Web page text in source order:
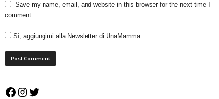
Save my name, email, and website in this browser for the next time I
comment.
Sì, aggiungimi alla Newsletter di UnaMamma
Facebook
Instagram
Twitter